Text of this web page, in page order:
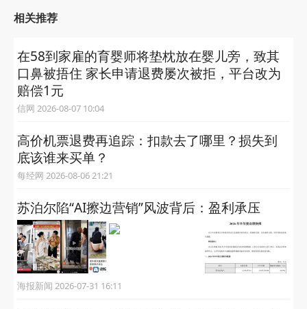
相关推荐
在58到家雇的育婴师将垫枕放在婴儿旁，致其
口鼻被捂住 家长申请退费屡次被拒，平台改为
赔偿1元
信网 2026-08-07 10:04
高价机票退费再追踪：扣款去了哪里？损失到
底该谁来买单？
每经网 2026-08-06 21:21
苏泊尔陷“AI擦边营销”风波背后：盈利承压
海报新闻 2026-07-31 16:11